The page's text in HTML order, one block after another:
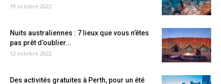
19 octobre 2022
Nuits australiennes : 7 lieux que vous n’êtes
pas prêt d’oublier...
12 octobre 2022
Des activités gratuites à Perth, pour un été